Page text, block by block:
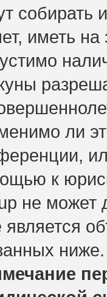
иметь
ли
к
не может
является
ниже.